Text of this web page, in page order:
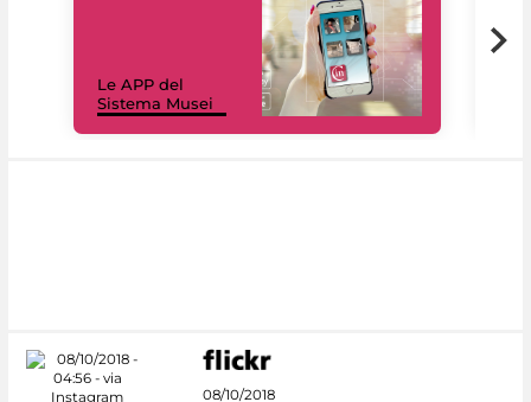
Le APP del
Sistema Musei
08/10/2018